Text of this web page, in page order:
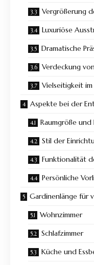
Vergrößerung
Luxuriöse
Dramatische
Verdeckung
Vielseitigkeit im
Aspekte bei der
Raumgröße
Stil der
Funktionalität
Persönliche
Gardinenlänge für
Wohnzimmer
Schlafzimmer
Küche und